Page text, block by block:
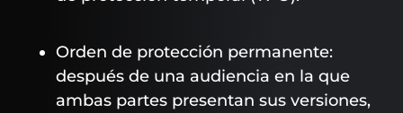
Orden de protección permanente:
después de una audiencia en la que
ambas partes presentan sus versiones,